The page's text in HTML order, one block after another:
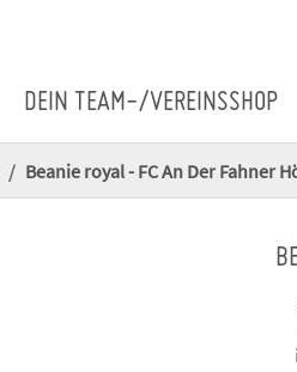
DEIN TEAM-/VEREINSSHOP
Beanie royal - FC An Der Fahner